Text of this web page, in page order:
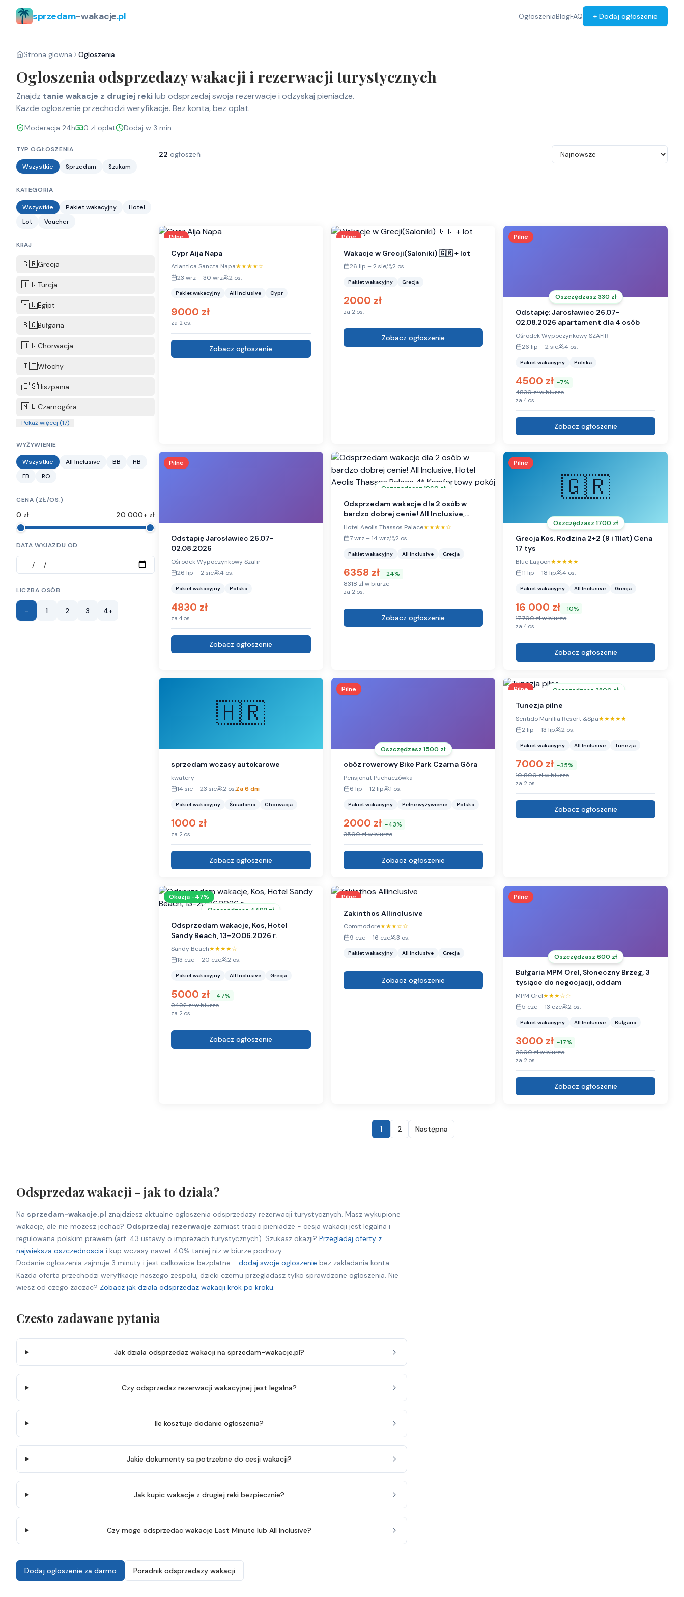
sprzedam-wakacje.pl OgłoszeniaBlogFAQ + Dodaj ogłoszenie
Strona glowna Ogloszenia
Ogloszenia odsprzedazy wakacji i rezerwacji turystycznych
Znajdz tanie wakacje z drugiej rekilub odsprzedaj swoja rezerwacje i odzyskaj pieniadze.
Kazde ogloszenie przechodzi weryfikacje. Bez konta, bez oplat.
Moderacja 24h 0 zl oplat Dodaj w 3 min
TYP OGŁOSZENIA
Wszystkie Sprzedam Szukam
KATEGORIA
Wszystkie Pakiet wakacyjny
Hotel
Lot
Voucher
KRAJ
🇬🇷Grecja
🇹🇷Turcja
🇪🇬Egipt
🇧🇬Bułgaria
🇭🇷Chorwacja
🇮🇹Włochy
🇪🇸Hiszpania
🇲🇪Czarnogóra
Pokaż więcej (17)
WYŻYWIENIE
Wszystkie All Inclusive BB
HB
FB
RO
CENA (ZŁ/OS.)
0 zł 20 000+ zł
DATA WYJAZDU OD
LICZBA OSÓB
- 1 2 3 4+
22 ogłoszeń
Pilne
Cypr Aija Napa
Atlantica Sancta Napa★★★★☆
23 wrz – 30 wrz 2 os.
Pakiet wakacyjny All Inclusive Cypr
9000 zł
za 2 os.
Zobacz ogłoszenie
Pilne
Wakacje w Grecji(Saloniki) 🇬🇷 + lot
26 lip – 2 sie 2os.
Pakiet wakacyjny Grecja
2000 zł
za 2os.
Zobacz ogłoszenie
Pilne
Oszczędzasz 330 zł
Odstapię: Jarosławiec 26.07-
02.08.2026 apartament dla 4 osób
Ośrodek Wypoczynkowy SZAFIR
26 lip –2 sie 4 os.
Pakiet wakacyjny Polska
4500 zł -7%
4830zł w biurze
za4 os.
Zobacz ogłoszenie
Pilne
Odstapię Jarosławiec 26.07-
02.08.2026
Ośrodek Wypoczynkowy Szafir
26 lip – 2 sie 4 os.
Pakiet wakacyjny Polska
4830 zł
za 4 os.
Zobacz ogłoszenie
Oszczędzasz 1960 zł
Odsprzedam wakacje dla 2 osób w
bardzo dobrej cenie! All Inclusive,
Hotel Aeolis Thassos Palace 4*
Komfortowy pokój
Hotel Aeolis Thassos Palace★★★★☆
7 wrz– 14 wrz 2os.
Pakiet wakacyjny All Inclusive Grecja
6358 zł -24%
8318zł w biurze
za 2os.
Zobacz ogłoszenie
🇬🇷
Pilne
Oszczędzasz1700 zł
Grecja Kos. Rodzina 2+2 (9 i 11lat) Cena
17 tys
Blue Lagoon★★★★★
11 lip –18 lip 4 os.
Pakiet wakacyjny All Inclusive Grecja
16 000 zł -10%
17 700zł w biurze
za4 os.
Zobacz ogłoszenie
🇭🇷
sprzedam wczasy autokarowe
kwatery
14 sie – 23 sie 2 os.Za 6 dni
Pakiet wakacyjny Śniadania Chorwacja
1000 zł
za 2 os.
Zobacz ogłoszenie
Pilne
Oszczędzasz1500 zł
obóz rowerowy Bike Park Czarna Góra
Pensjonat Puchaczówka
6 lip – 12 lip 1 os.
Pakiet wakacyjny Pełne wyżywienie Polska
2000 zł -43%
3500zł w biurze
Zobacz ogłoszenie
Pilne Oszczędzasz 3800 zł
Tunezja pilne
Sentido Marillia Resort &Spa★★★★★
2 lip –13 lip 2 os.
Pakiet wakacyjny All Inclusive Tunezja
7000 zł -35%
10 800zł w biurze
za 2 os.
Zobacz ogłoszenie
Okazja -47%
Oszczędzasz 4492 zł
Odsprzedam wakacje, Kos, Hotel
Sandy Beach, 13-20.06.2026 r.
Sandy Beach★★★★☆
13 cze – 20 cze 2 os.
Pakiet wakacyjny All Inclusive Grecja
5000 zł -47%
9492zł w biurze
za 2 os.
Zobacz ogłoszenie
Pilne
Zakinthos Allinclusive
Commodore★★★☆☆
9 cze– 16 cze 3 os.
Pakiet wakacyjny All Inclusive Grecja
Zobacz ogłoszenie
Pilne
Oszczędzasz600 zł
Bułgaria MPM Orel, Słoneczny Brzeg, 3
tysiące do negocjacji, oddam
MPM Orel★★★☆☆
5 cze –13 cze 2 os.
Pakiet wakacyjny All Inclusive Bułgaria
3000 zł -17%
3600zł w biurze
za 2 os.
Zobacz ogłoszenie
1 2 Następna
Odsprzedaz wakacji - jak to dziala?
Na sprzedam-wakacje.pl znajdziesz aktualne ogloszenia odsprzedazy rezerwacji turystycznych. Masz wykupione
wakacje, ale nie mozesz jechac? Odsprzedaj rezerwacje zamiast tracic pieniadze - cesja wakacji jest legalna i
regulowana polskim prawem (art. 43 ustawy o imprezach turystycznych). Szukasz okazji? Przegladaj oferty z
najwieksza oszczednoscia i kup wczasy nawet 40% taniej niz w biurze podrozy.
Dodanie ogloszenia zajmuje 3 minuty i jest calkowicie bezplatne - dodaj swoje ogloszenie bez zakladania konta.
Kazda oferta przechodzi weryfikacje naszego zespolu, dzieki czemu przegladasz tylko sprawdzone ogloszenia. Nie
wiesz od czego zaczac? Zobacz jak dziala odsprzedaz wakacji krok po kroku.
Czesto zadawane pytania
Jak dziala odsprzedaz wakacji na sprzedam-wakacje.pl?
Czy odsprzedaz rezerwacji wakacyjnej jest legalna?
Ile kosztuje dodanie ogloszenia?
Jakie dokumenty sa potrzebne do cesji wakacji?
Jak kupic wakacje z drugiej reki bezpiecznie?
Czy moge odsprzedac wakacje Last Minute lub All Inclusive?
Dodaj ogloszenie za darmo Poradnik odsprzedazy wakacji